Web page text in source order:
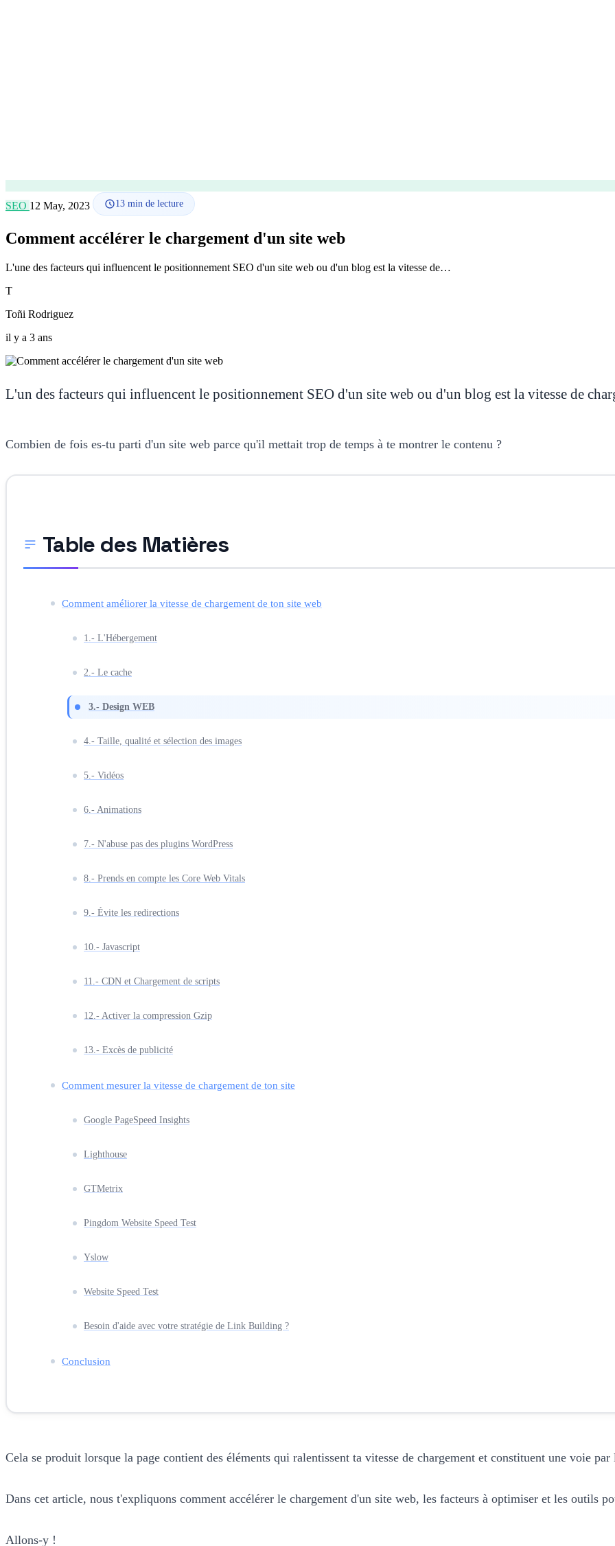
SEO 12 May, 2023 13 min de lecture
Comment accélérer le chargement d'un site web
L'une des facteurs qui influencent le positionnement SEO d'un site web ou d'un blog est la vitesse de…
T
Toñi Rodriguez
il y a 3 ans
L'un des facteurs qui influencent le positionnement SEO d'un site web ou d'un blog est la vitesse de
Combien de fois es-tu parti d'un site web parce qu'il mettait trop de temps à te montrer le contenu ?
Table des Matières
Comment améliorer la vitesse de chargement de ton site web
1.- L'Hébergement
2.- Le cache
3.- Design WEB
4.- Taille, qualité et sélection des images
5.- Vidéos
6.- Animations
7.- N'abuse pas des plugins WordPress
8.- Prends en compte les Core Web Vitals
9.- Évite les redirections
10.- Javascript
11.- CDN et Chargement de scripts
12.- Activer la compression Gzip
13.- Excès de publicité
Comment mesurer la vitesse de chargement de ton site
Google PageSpeed Insights
Lighthouse
GTMetrix
Pingdom Website Speed Test
Yslow
Website Speed Test
Besoin d'aide avec votre stratégie de Link Building ?
Conclusion
Cela se produit lorsque la page contient des éléments qui ralentissent ta vitesse de chargement et constituent une voie
Dans cet article, nous t'expliquons comment accélérer le chargement d'un site web, les facteurs à optimiser et les outils
Allons-y !